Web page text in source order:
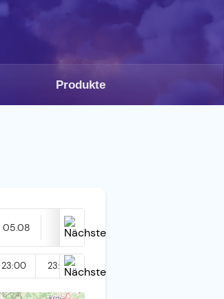
Produkte
05.08 Heute 06.08
23:00 23:10